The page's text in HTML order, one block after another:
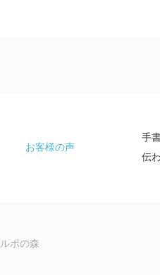
お客様の声
手
伝
ルポの森